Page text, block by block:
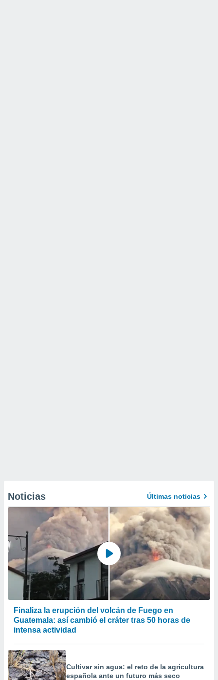
Noticias Últimas noticias
Finaliza la erupción del volcán de Fuego en
Guatemala: así cambió el cráter tras 50 horas de
intensa actividad
Cultivar sin agua: el reto de la agricultura
española ante un futuro más seco